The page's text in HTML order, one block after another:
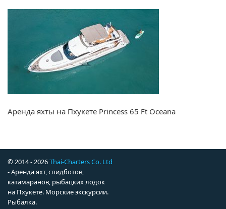
Аренда яхты на Пхукете Princess 65 Ft Oceana
© 2014 - 2026Thai-Charters Co. Ltd
- Аренда яхт, спидботов,
катамаранов, рыбацких лодок
на Пхукете. Морские экскурсии.
Рыбалка.